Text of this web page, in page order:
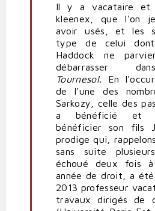
Les
profs
non-
titulaires
par
Polit'producteur
(non
vérifié)
Il y a vacataire et
kleenex, que l'on
avoir usés, et les
type de celui
Haddock ne
débarrasser dans
Tournesol. En
de l'une des
Sarkozy, celle des
a bénéficié et
bénéficier son fils
prodige qui,
sans suite
échoué deux fois
année de droit, a
2013 professeur
travaux dirigés de